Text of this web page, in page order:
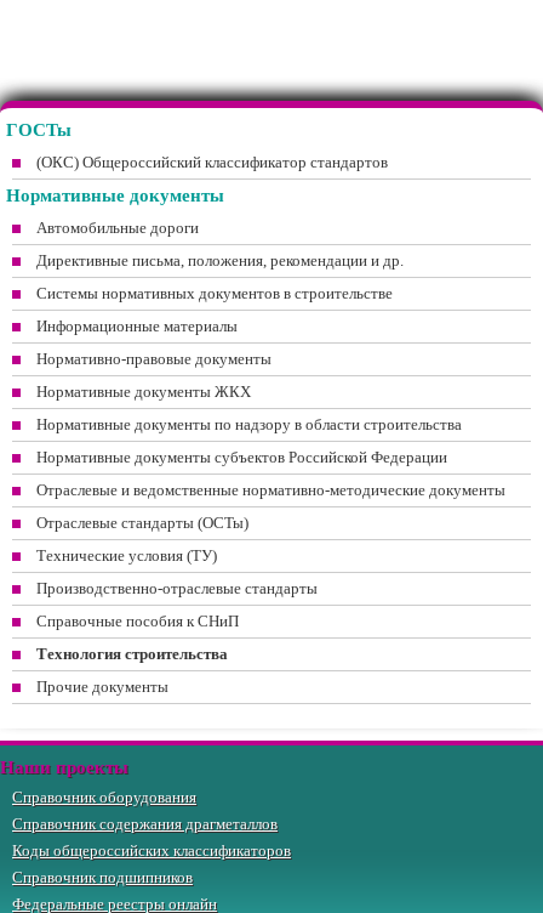
ГОСТы
(ОКС) Общероссийский классификатор стандартов
Нормативные документы
Автомобильные дороги
Директивные письма, положения, рекомендации и др.
Системы нормативных документов в строительстве
Информационные материалы
Нормативно-правовые документы
Нормативные документы ЖКХ
Нормативные документы по надзору в области строительства
Нормативные документы субъектов Российской Федерации
Отраслевые и ведомственные нормативно-методические документы
Отраслевые стандарты (ОСТы)
Технические условия (ТУ)
Производственно-отраслевые стандарты
Справочные пособия к СНиП
Технология строительства
Прочие документы
Наши проекты
Справочник оборудования
Справочник содержания драгметаллов
Коды общероссийских классификаторов
Справочник подшипников
Федеральные реестры онлайн